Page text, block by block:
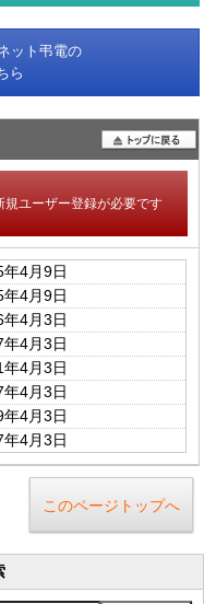
ット弔電の
ら
ユーザー登録が必要です
年4月9日
年4月9日
年4月3日
年4月3日
年4月3日
年4月3日
年4月3日
年4月3日
このページトップへ